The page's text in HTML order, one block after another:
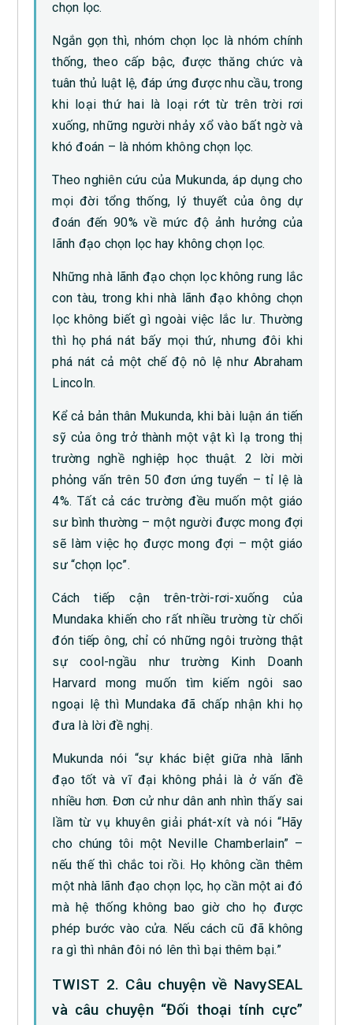
chọn lọc.
Ngắn gọn thì, nhóm chọn lọc là nhóm chính
thống, theo cấp bậc, được thăng chức và
tuân thủ luật lệ, đáp ứng được nhu cầu, trong
khi loại thứ hai là loại rớt từ trên trời rơi
xuống, những người nhảy xổ vào bất ngờ và
khó đoán – là nhóm không chọn lọc.
Theo nghiên cứu của Mukunda, áp dụng cho
mọi đời tổng thống, lý thuyết của ông dự
đoán đến 90% về mức độ ảnh hưởng của
lãnh đạo chọn lọc hay không chọn lọc.
Những nhà lãnh đạo chọn lọc không rung lắc
con tàu, trong khi nhà lãnh đạo không chọn
lọc không biết gì ngoài việc lắc lư. Thường
thì họ phá nát bấy mọi thứ, nhưng đôi khi
phá nát cả một chế độ nô lệ như Abraham
Lincoln.
Kể cả bản thân Mukunda, khi bài luận án tiến
sỹ của ông trở thành một vật kì lạ trong thị
trường nghề nghiệp học thuật. 2 lời mời
phỏng vấn trên 50 đơn ứng tuyển – tỉ lệ là
4%. Tất cả các trường đều muốn một giáo
sư bình thường – một người được mong đợi
sẽ làm việc họ được mong đợi – một giáo
sư “chọn lọc”.
Cách tiếp cận trên-trời-rơi-xuống của
Mundaka khiến cho rất nhiều trường từ chối
đón tiếp ông, chỉ có những ngôi trường thật
sự cool-ngầu như trường Kinh Doanh
Harvard mong muốn tìm kiếm ngôi sao
ngoại lệ thì Mundaka đã chấp nhận khi họ
đưa là lời đề nghị.
Mukunda nói “sự khác biệt giữa nhà lãnh
đạo tốt và vĩ đại không phải là ở vấn đề
nhiều hơn. Đơn cử như dân anh nhìn thấy sai
lầm từ vụ khuyên giải phát-xít và nói “Hãy
cho chúng tôi một Neville Chamberlain” –
nếu thế thì chắc toi rồi. Họ không cần thêm
một nhà lãnh đạo chọn lọc, họ cần một ai đó
mà hệ thống không bao giờ cho họ được
phép bước vào cửa. Nếu cách cũ đã không
ra gì thì nhân đôi nó lên thì bại thêm bại.”
TWIST 2. Câu chuyện về NavySEAL
và câu chuyện “Đối thoại tính cực”